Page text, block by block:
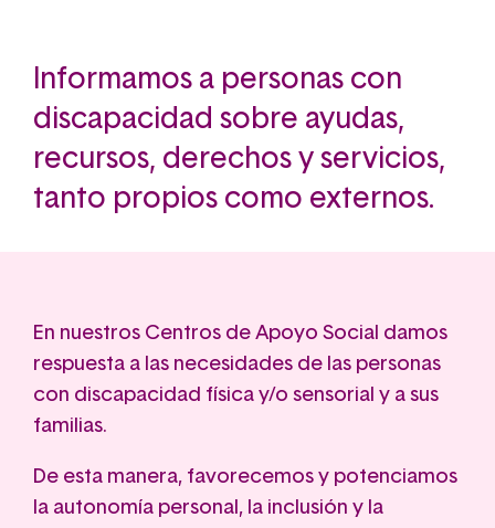
Informamos a personas con
discapacidad sobre ayudas,
recursos, derechos y servicios,
tanto propios como externos.
En nuestros Centros de Apoyo Social damos
respuesta a las necesidades de las personas
con discapacidad física y/o sensorial y a sus
familias.
De esta manera, favorecemos y potenciamos
la autonomía personal, la inclusión y la